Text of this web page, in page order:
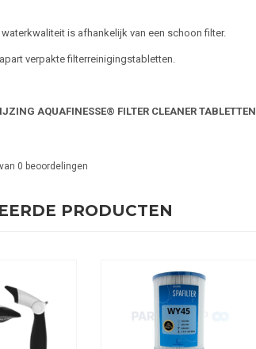
is afhankelijk van een schoon filter.
verpakte filterreinigingstabletten.
AQUAFINESSE® FILTER CLEANER TABLETTEN
0 beoordelingen
PRODUCTEN